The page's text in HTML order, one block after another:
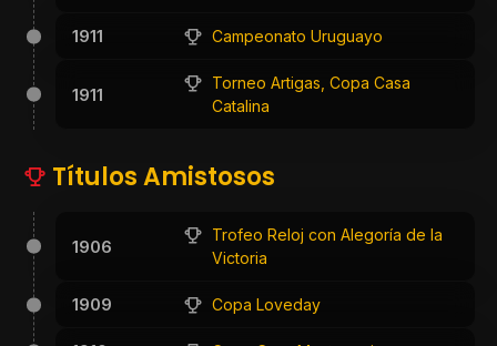
1911 Campeonato Uruguayo
1911
Torneo Artigas, Copa Casa
Catalina
Títulos Amistosos
1906
Trofeo Reloj con Alegoría de la
Victoria
1909 Copa Loveday